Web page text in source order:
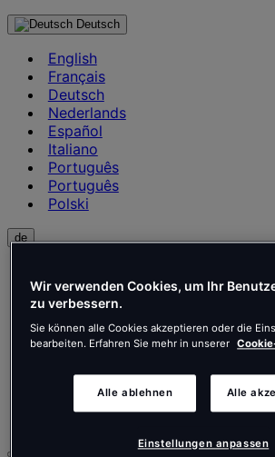
Deutsch
English
Français
Deutsch
Nederlands
Español
Italiano
Português
Português
Polski
de
Français
Deutsch
Nederlands
Español
Português
Português
Polski
Wir verwenden Cookies, um Ihr
zu verbessern.
Sie können alle Cookies akzeptieren oder die
bearbeiten. Erfahren Sie mehr in unserer
Alle ablehnen Alle
Einstellungen anpassen